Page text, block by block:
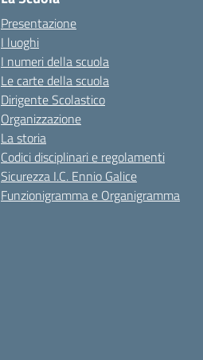
Presentazione
I luoghi
I numeri della scuola
Le carte della scuola
Dirigente Scolastico
Organizzazione
La storia
Codici disciplinari e regolamenti
Sicurezza I.C. Ennio Galice
Funzionigramma e Organigramma